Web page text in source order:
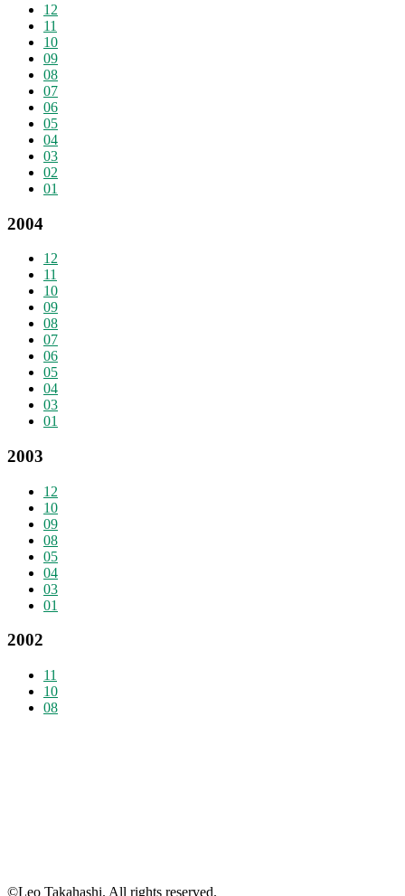
12
11
10
09
08
07
06
05
04
03
02
01
2004
12
11
10
09
08
07
06
05
04
03
01
2003
12
10
09
08
05
04
03
01
2002
11
10
08
©Leo Takahashi. All rights reserved.